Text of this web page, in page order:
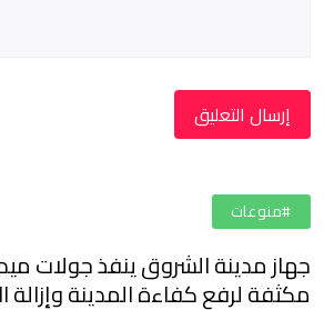
#منوعات
جهاز مدينة الشروق ينفذ جولات
مكثفة لرفع كفاءة المدينة وإزالة